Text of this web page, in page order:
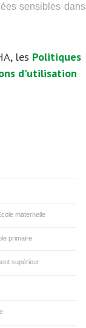
sensibles dans
les Politiques
d'utilisation
maternelle
primaire
supérieur